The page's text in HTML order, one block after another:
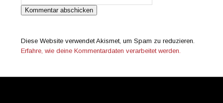
Diese Website verwendet Akismet, um Spam zu reduzieren.
Erfahre, wie deine Kommentardaten verarbeitet werden.